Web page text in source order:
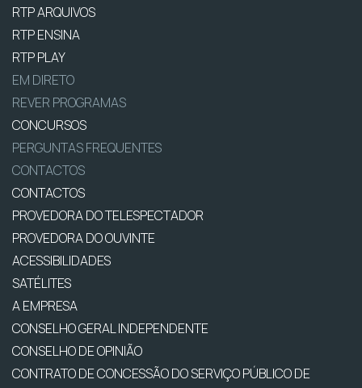
RTP ARQUIVOS
RTP ENSINA
RTP PLAY
EM DIRETO
REVER PROGRAMAS
CONCURSOS
PERGUNTAS FREQUENTES
CONTACTOS
CONTACTOS
PROVEDORA DO TELESPECTADOR
PROVEDORA DO OUVINTE
ACESSIBILIDADES
SATÉLITES
A EMPRESA
CONSELHO GERAL INDEPENDENTE
CONSELHO DE OPINIÃO
CONTRATO DE CONCESSÃO DO SERVIÇO PÚBLICO DE